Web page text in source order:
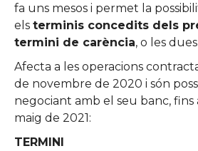
fa uns mesos i permet la
els terminis concedits dels
termini de carència, o les
Afecta a les operacions
de novembre de 2020 i són
negociant amb el seu banc, fins
maig de 2021:
TERMINI